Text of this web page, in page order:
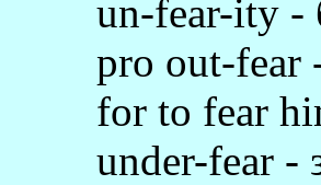
un-fear-ity -
pro out-fear
for to fear
under-fear -